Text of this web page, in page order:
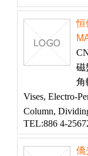
恒
磁
角
Vises, Electro-
Column,
TEL:886 4-
僑